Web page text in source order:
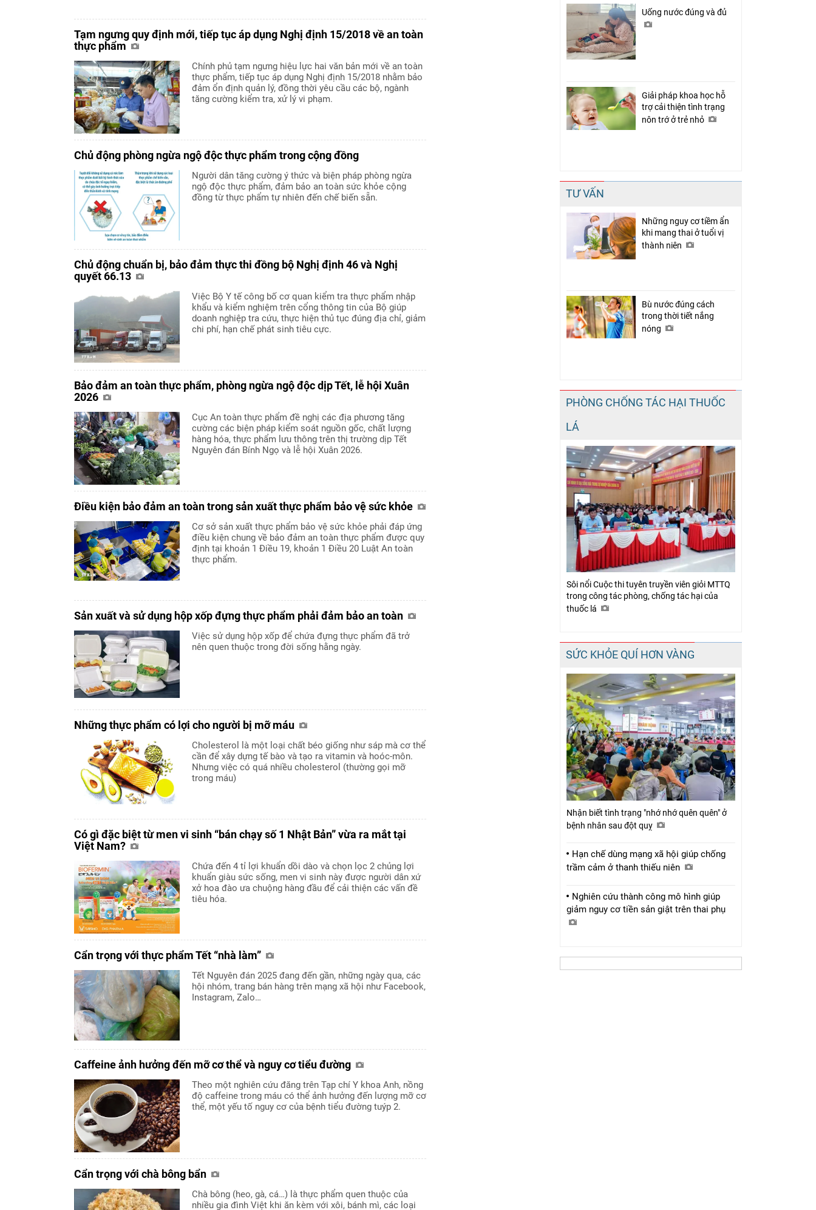
Tạm ngưng quy định mới, tiếp tục áp dụng Nghị định 15/2018 về an toàn
thực phẩm
Chính phủ tạm ngưng hiệu lực hai văn bản mới về an toàn
thực phẩm, tiếp tục áp dụng Nghị định 15/2018 nhằm bảo
đảm ổn định quản lý, đồng thời yêu cầu các bộ, ngành
tăng cường kiểm tra, xử lý vi phạm.
Chủ động phòng ngừa ngộ độc thực phẩm trong cộng đồng
Người dân tăng cường ý thức và biện pháp phòng ngừa
ngộ độc thực phẩm, đảm bảo an toàn sức khỏe cộng
đồng từ thực phẩm tự nhiên đến chế biến sẵn.
Chủ động chuẩn bị, bảo đảm thực thi đồng bộ Nghị định 46 và Nghị
quyết 66.13
Việc Bộ Y tế công bố cơ quan kiểm tra thực phẩm nhập
khẩu và kiểm nghiệm trên cổng thông tin của Bộ giúp
doanh nghiệp tra cứu, thực hiện thủ tục đúng địa chỉ, giảm
chi phí, hạn chế phát sinh tiêu cực.
Bảo đảm an toàn thực phẩm, phòng ngừa ngộ độc dịp Tết, lễ hội Xuân
2026
Cục An toàn thực phẩm đề nghị các địa phương tăng
cường các biện pháp kiểm soát nguồn gốc, chất lượng
hàng hóa, thực phẩm lưu thông trên thị trường dịp Tết
Nguyên đán Bính Ngọ và lễ hội Xuân 2026.
Điều kiện bảo đảm an toàn trong sản xuất thực phẩm bảo vệ sức khỏe
Cơ sở sản xuất thực phẩm bảo vệ sức khỏe phải đáp ứng
điều kiện chung về bảo đảm an toàn thực phẩm được quy
định tại khoản 1 Điều 19, khoản 1 Điều 20 Luật An toàn
thực phẩm.
Sản xuất và sử dụng hộp xốp đựng thực phẩm phải đảm bảo an toàn
Việc sử dụng hộp xốp để chứa đựng thực phẩm đã trở
nên quen thuộc trong đời sống hằng ngày.
Những thực phẩm có lợi cho người bị mỡ máu
Cholesterol là một loại chất béo giống như sáp mà cơ thể
cần để xây dựng tế bào và tạo ra vitamin và hoóc-môn.
Nhưng việc có quá nhiều cholesterol (thường gọi mỡ
trong máu)
Có gì đặc biệt từ men vi sinh “bán chạy số 1 Nhật Bản” vừa ra mắt tại
Việt Nam?
Chứa đến 4 tỉ lợi khuẩn dồi dào và chọn lọc 2 chủng lợi
khuẩn giàu sức sống, men vi sinh này được người dân xứ
xở hoa đào ưa chuộng hàng đầu để cải thiện các vấn đề
tiêu hóa.
Cẩn trọng với thực phẩm Tết “nhà làm”
Tết Nguyên đán 2025 đang đến gần, những ngày qua, các
hội nhóm, trang bán hàng trên mạng xã hội như Facebook,
Instagram, Zalo…
Caffeine ảnh hưởng đến mỡ cơ thể và nguy cơ tiểu đường
Theo một nghiên cứu đăng trên Tạp chí Y khoa Anh, nồng
độ caffeine trong máu có thể ảnh hưởng đến lượng mỡ cơ
thể, một yếu tố nguy cơ của bệnh tiểu đường tuýp 2.
Cẩn trọng với chà bông bẩn
Chà bông (heo, gà, cá…) là thực phẩm quen thuộc của
nhiều gia đình Việt khi ăn kèm với xôi, bánh mì, các loại
Uống nước đúng và đủ
Giải pháp khoa học hỗ
trợ cải thiện tình trạng
nôn trớ ở trẻ nhỏ
TƯ VẤN
Những nguy cơ tiềm ẩn
khi mang thai ở tuổi vị
thành niên
Bù nước đúng cách
trong thời tiết nắng
nóng
PHÒNG CHỐNG TÁC HẠI THUỐC
LÁ
Sôi nổi Cuộc thi tuyên truyền viên giỏi MTTQ
trong công tác phòng, chống tác hại của
thuốc lá
SỨC KHỎE QUÍ HƠN VÀNG
Nhận biết tình trạng "nhớ nhớ quên quên" ở
bệnh nhân sau đột quỵ
Hạn chế dùng mạng xã hội giúp chống
trầm cảm ở thanh thiếu niên
Nghiên cứu thành công mô hình giúp
giảm nguy cơ tiền sản giật trên thai phụ